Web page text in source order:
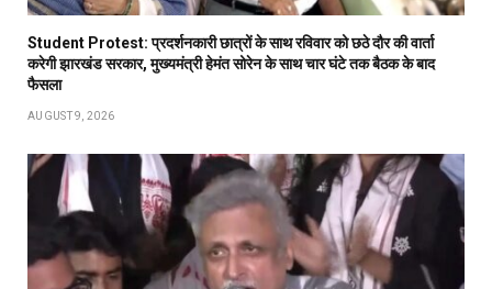
Student Protest: प्रदर्शनकारी छात्रों के साथ रविवार को छठे दौर की वार्ता
करेगी झारखंड सरकार, मुख्यमंत्री हेमंत सोरेन के साथ चार घंटे तक बैठक के बाद
फैसला
AUGUST 9, 2026